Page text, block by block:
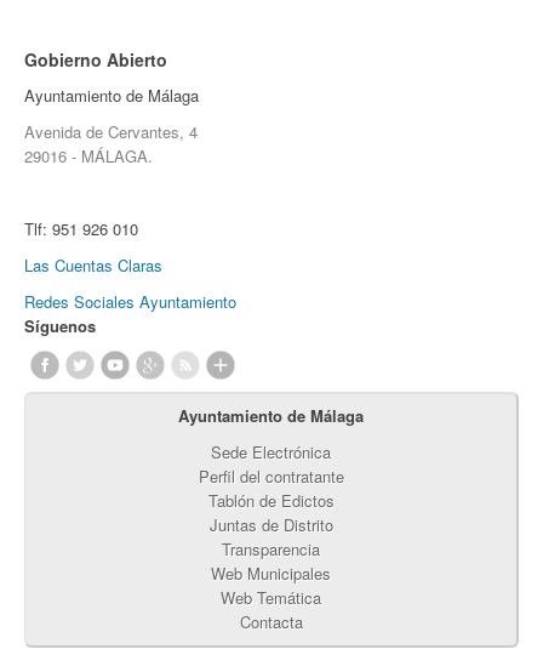
Gobierno Abierto
Ayuntamiento de Málaga
Avenida de Cervantes, 4
29016 - MÁLAGA.
Tlf: 951 926 010
Las Cuentas Claras
Redes Sociales Ayuntamiento
Síguenos
Ayuntamiento de Málaga
Sede Electrónica
Perfil del contratante
Tablón de Edictos
Juntas de Distrito
Transparencia
Web Municipales
Web Temática
Contacta